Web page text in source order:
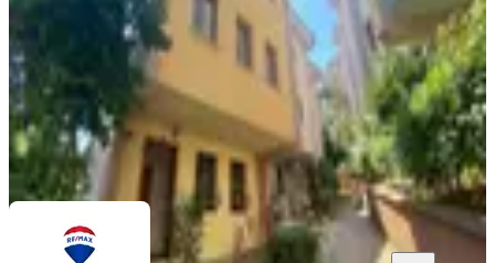
98.000 ₺
REMAX ANIBenan Cevher
Ara